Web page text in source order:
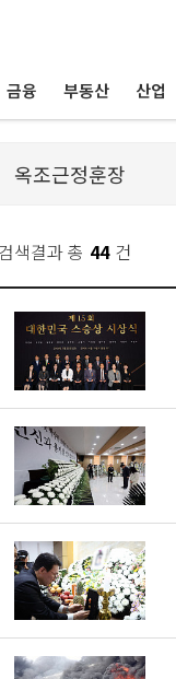
금융 부동산 산업
검색결과 총 44 건